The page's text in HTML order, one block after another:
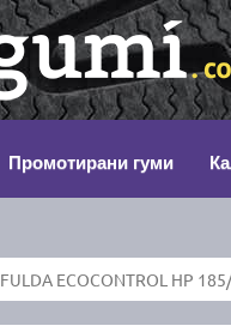
Промотирани гуми
FULDA ECOCONTROL HP